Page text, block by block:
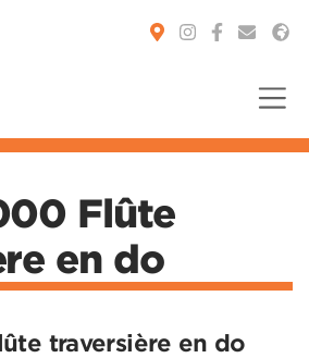
Flûte
en do
traversière en do